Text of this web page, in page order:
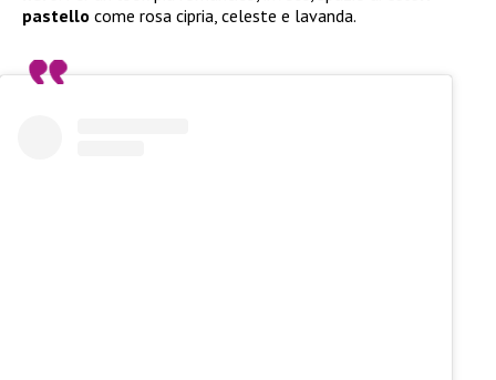
pastello come rosa cipria, celeste e lavanda.